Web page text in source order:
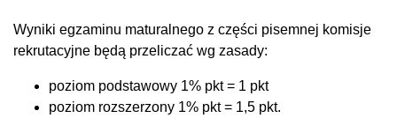
Wyniki egzaminu maturalnego z części pisemnej komisje
rekrutacyjne będą przeliczać wg zasady:
poziom podstawowy 1% pkt = 1 pkt
poziom rozszerzony 1% pkt = 1,5 pkt.